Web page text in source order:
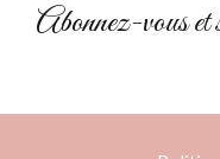
Abonnez-vous et